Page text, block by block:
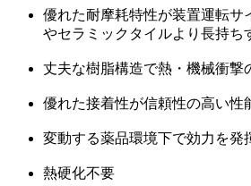
優れた耐摩耗特性が装置運転サ
やセラミックタイルより長持ち
丈夫な樹脂構造で熱・機械衝撃
優れた接着性が信頼性の高い性
変動する薬品環境下で効力を発
熱硬化不要